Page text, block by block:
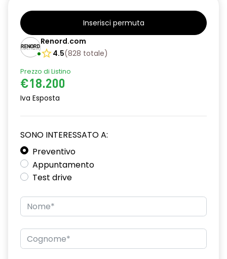
Alzacristalli elettrici posteriori
Barre tetto modulari nere
Bracciolo anteriore con vano portaoggetti
Chiave pieghevole a 3 pulsanti
Distance warning avviso distanza di sicurezza
Driver display con schermo TFT da 3,5''
Eco Mode
compatibile 2G/3G o 4G/5G in base al veicolo
Firma luminosa pixelata con fari full LED
HARM03
Inserisci permuta
Renord.com
4.5(828 totale)
Prezzo di Listino
€18.200
Iva Esposta
SONO INTERESSATO A:
Preventivo
Appuntamento
Test drive